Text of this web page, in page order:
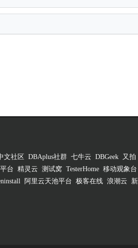
文社区 DBAplus社群 七牛云 DBGeek
又拍
台 精灵云 测试窝 TesterHome 移动观象台
阿里云天池平台 极客在线 浪潮云